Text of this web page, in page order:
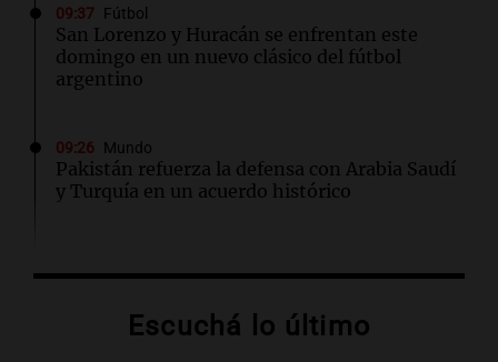
09:37 Fútbol
San Lorenzo y Huracán se enfrentan este
domingo en un nuevo clásico del fútbol
argentino
09:26 Mundo
Pakistán refuerza la defensa con Arabia Saudí
y Turquía en un acuerdo histórico
El papa León XIV exige el cese de ataques a
Escuchá lo último